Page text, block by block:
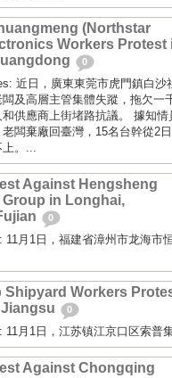
(Northstar
Workers Protest
0
近日，廣東東莞市虎門鎮白沙
及高層主管集體失蹤，拖欠一
供應商上街堵路抗議。 據知
闆棄廠回臺灣，15名台幹從2
上。...
Against Hengsheng
in Longhai,
0
11月1日，福建省漳州市龙海市
Shipyard Workers
0
11月1日，江苏镇江京口区索普
Against Chongqing